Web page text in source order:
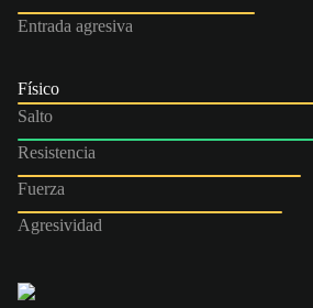
Entrada agresiva
Físico
Salto
Resistencia
Fuerza
Agresividad